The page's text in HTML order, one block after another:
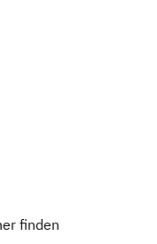
finden